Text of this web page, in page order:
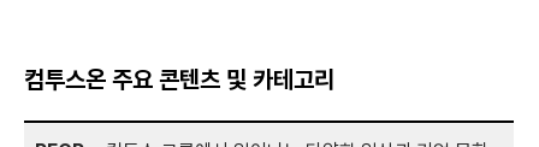
컴투스온 주요 콘텐츠 및 카테고리